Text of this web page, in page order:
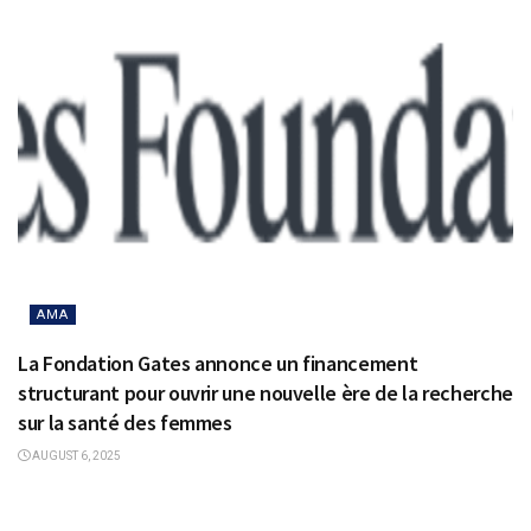
AMA
La Fondation Gates annonce un financement
structurant pour ouvrir une nouvelle ère de la recherche
sur la santé des femmes
AUGUST 6, 2025